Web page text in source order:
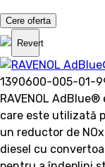
Cere oferta
Revert
1390600-005-01-
RAVENOL
care este utilizată
un reductor de
diesel cu